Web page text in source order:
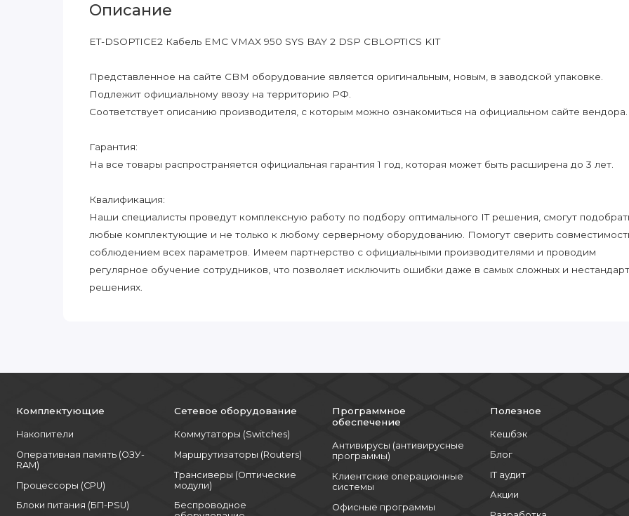
Описание
ET-DSOPTICE2 Кабель EMC VMAX 950 SYS BAY 2 DSP CBLOPTICS KIT
Представленное на сайте CBM оборудование является оригинальным, новым, в заводской упаковке.
Подлежит официальному ввозу на территорию РФ.
Соответствует описанию производителя, с которым можно ознакомиться на официальном сайте вендора.
Гарантия:
На все товары распространяется официальная гарантия 1 год, которая может быть расширена до 3 лет.
Квалификация:
Наши специалисты проведут комплексную работу по подбору оптимального IT решения, смогут
любые комплектующие и не только к любому серверному оборудованию. Помогут сверить
соблюдением всех параметров. Имеем партнерство с официальными производителями и проводим
регулярное обучение сотрудников, что позволяет исключить ошибки даже в самых сложных и
решениях.
Комплектующие
Накопители
Оперативная память (ОЗУ-
RAM)
Процессоры (CPU)
Блоки питания (БП-PSU)
Сетевое оборудование
Коммутаторы (Switches)
Маршрутизаторы (Routers)
Трансиверы (Оптические
модули)
Беспроводное
Программное
обеспечение
Антивирусы (антивирусные
программы)
Клиентские операционные
системы
Офисные программы
Полезное
Кешбэк
Блог
IT аудит
Акции